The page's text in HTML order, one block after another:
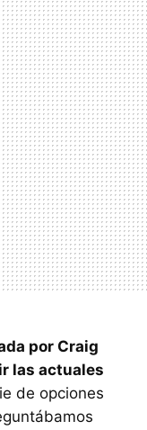
por Craig
las actuales
de opciones